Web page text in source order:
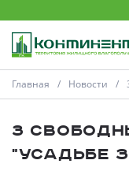
Главная Новости
3
"Усадьбе